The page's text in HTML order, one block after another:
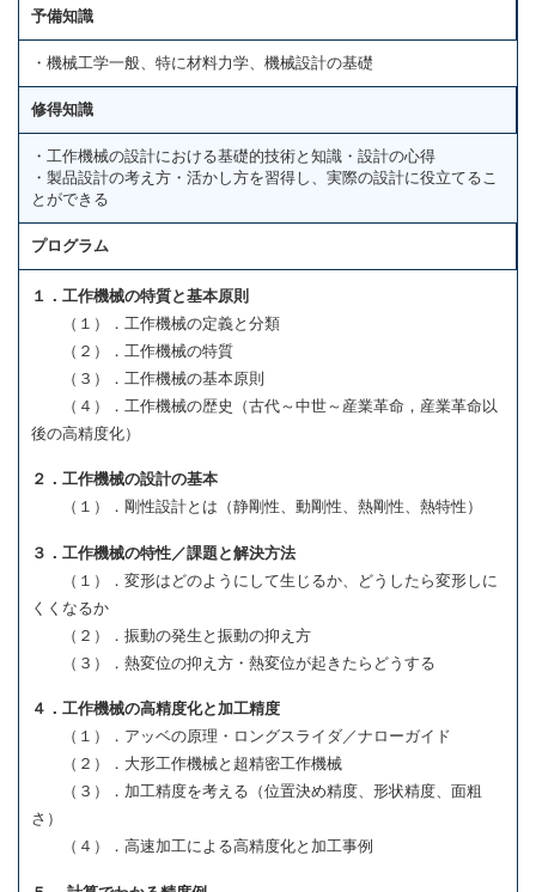
予備知識
・機械工学一般、特に材料力学、機械設計の基礎
修得知識
・工作機械の設計における基礎的技術と知識・設計の心得
・製品設計の考え方・活かし方を習得し、実際の設計に役立てるこ
とができる
プログラム
１．工作機械の特質と基本原則
（１）．工作機械の定義と分類
（２）．工作機械の特質
（３）．工作機械の基本原則
（４）．工作機械の歴史（古代～中世～産業革命，産業革命以
後の高精度化）
２．工作機械の設計の基本
（１）．剛性設計とは（静剛性、動剛性、熱剛性、熱特性）
３．工作機械の特性／課題と解決方法
（１）．変形はどのようにして生じるか、どうしたら変形しに
くくなるか
（２）．振動の発生と振動の抑え方
（３）．熱変位の抑え方・熱変位が起きたらどうする
４．工作機械の高精度化と加工精度
（１）．アッベの原理・ロングスライダ／ナローガイド
（２）．大形工作機械と超精密工作機械
（３）．加工精度を考える（位置決め精度、形状精度、面粗
さ）
（４）．高速加工による高精度化と加工事例